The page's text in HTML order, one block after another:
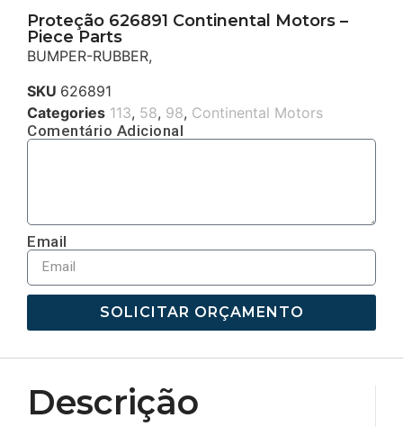
Proteção 626891 Continental Motors –
Piece Parts
BUMPER-RUBBER,
SKU 626891
Categories 113, 58, 98, Continental Motors
Comentário Adicional
Email
SOLICITAR ORÇAMENTO
Descrição